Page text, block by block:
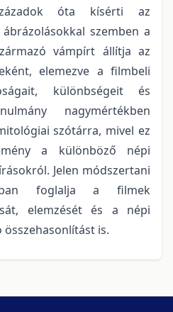
óta kísérti az
szemben a
vámpírt állítja az
elemezve a filmbeli
különbségeit és
nagymértékben
szótárra, mivel ez
a különböző népi
Jelen módszertani
foglalja a filmek
elemzését és a népi
is.